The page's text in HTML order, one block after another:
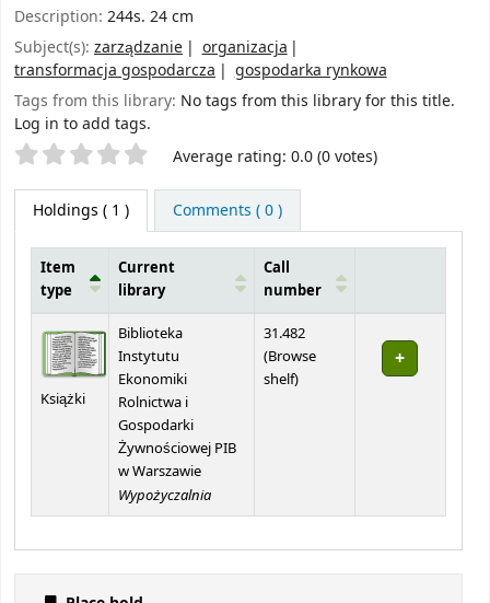
Description: 244s. 24 cm
Subject(s): zarządzanie
organizacja
transformacja gospodarcza
gospodarka rynkowa
Tags from this library: No tags from this library for this title.
Log in to add tags.
Star ratings Average rating: 0.0 (0 votes)
Holdings ( 1 ) Comments ( 0 )
Item
type
Current
library
Call
number
Książki
Biblioteka
Instytutu
Ekonomiki
Rolnictwa i
Gospodarki
Żywnościowej PIB
w Warszawie
Wypożyczalnia
31.482
(Browse
shelf(Opens below)
)